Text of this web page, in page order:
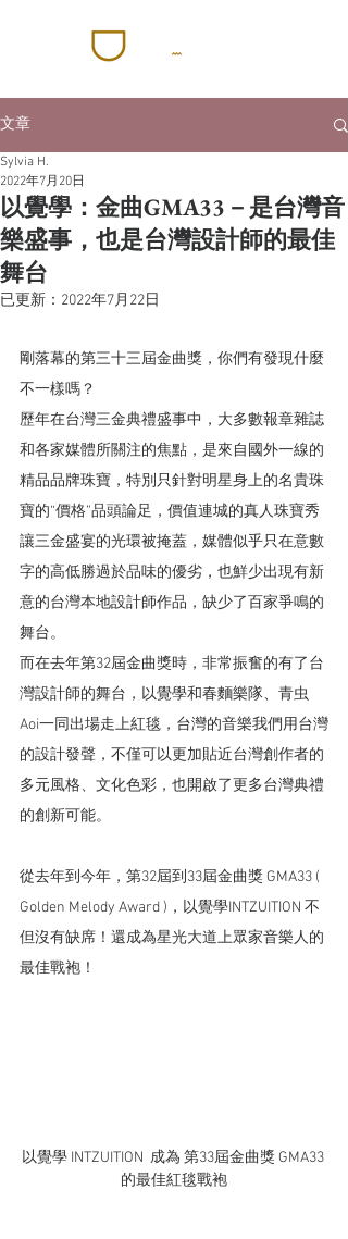
文章
以覺學：金曲GMA33－是台灣音
樂盛事，也是台灣設計師的最佳
舞台
Sylvia H.
2022年7月20日
已更新： 2022年7月22日
剛落幕的第三十三屆金曲獎，你們有發現什麼
不一樣嗎？
歷年在台灣三金典禮盛事中，大多數報章雜誌
和各家媒體所關注的焦點，是來自國外一線的
精品品牌珠寶，特別只針對明星身上的名貴珠
寶的“價格”品頭論足，價值連城的真人珠寶秀
讓三金盛宴的光環被掩蓋，媒體似乎只在意數
字的高低勝過於品味的優劣，也鮮少出現有新
意的台灣本地設計師作品，缺少了百家爭鳴的
舞台。
而在去年第32屆金曲獎時，非常振奮的有了台
灣設計師的舞台，以覺學和春麵樂隊、青虫
Aoi一同出場走上紅毯，台灣的音樂我們用台灣
的設計發聲，不僅可以更加貼近台灣創作者的
多元風格、文化色彩，也開啟了更多台灣典禮
的創新可能。
從去年到今年，第32屆到33屆金曲獎 GMA33 (
Golden Melody Award )，以覺學INTZUITION 不
但沒有缺席！還成為星光大道上眾家音樂人的
最佳戰袍！
以覺學 INTZUITION  成為 第33屆金曲獎 GMA33
的最佳紅毯戰袍